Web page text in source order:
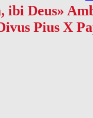
ibi Deus»
Pius X